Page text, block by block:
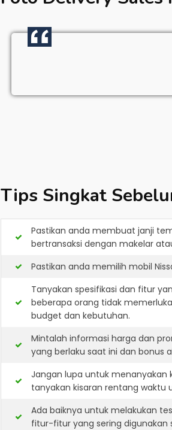
Tips Singkat
Pastikan anda membuat janji
bertransaksi dengan makelar
Pastikan anda memilih mobil
Tanyakan spesifikasi dan fitur
beberapa orang tidak
budget dan kebutuhan.
Mintalah informasi harga dan
yang berlaku saat ini dan bonus
Jangan lupa untuk
tanyakan kisaran rentang
Ada baiknya untuk melakukan
fitur-fitur yang sering digunakan